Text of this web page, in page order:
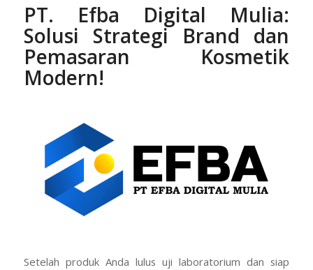
PT. Efba Digital Mulia:
Solusi Strategi Brand dan
Pemasaran Kosmetik
Modern!
Setelah produk Anda lulus uji laboratorium dan siap